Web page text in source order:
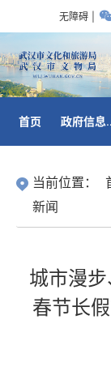
无障碍
首页 政
当前位置：
新闻
城市漫
春节长